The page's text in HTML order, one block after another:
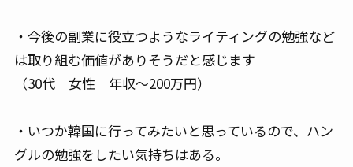
・今後の副業に役立つようなライティングの勉強など
は取り組む価値がありそうだと感じます
（30代 女性 年収～200万円）
・いつか韓国に行ってみたいと思っているので、ハン
グルの勉強をしたい気持ちはある。